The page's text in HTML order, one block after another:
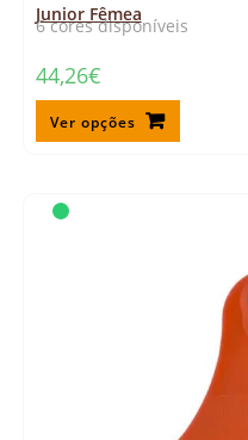
6 cores disponíveis
Junior Fêmea
44,26€
Ver opções